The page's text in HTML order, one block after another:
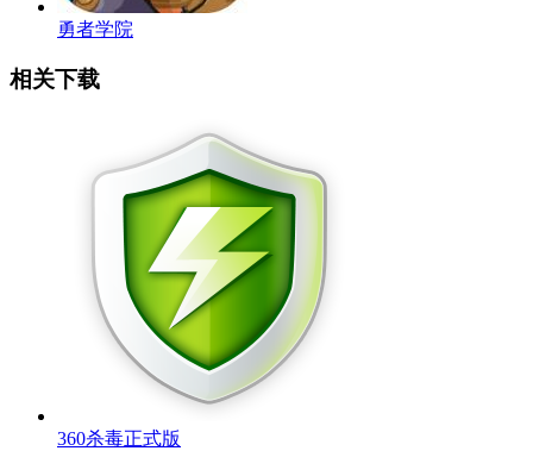
勇者学院
相关下载
360杀毒正式版